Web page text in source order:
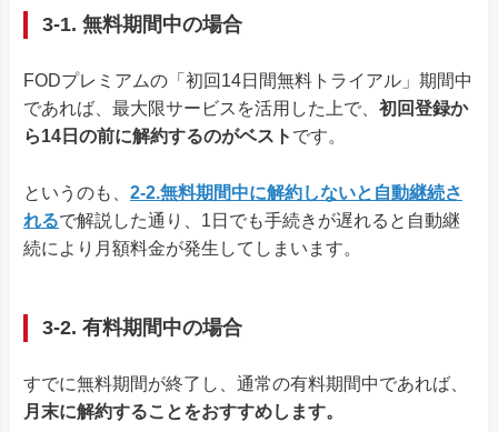
3-1. 無料期間中の場合
FODプレミアムの「初回14日間無料トライアル」期間中
であれば、最大限サービスを活用した上で、 初回登録か
ら14日の前に解約するのがベスト です。
というのも、 2-2.無料期間中に解約しないと自動継続さ
れるで解説した通り、1日でも手続きが遅れると自動継
続により月額料金が発生してしまいます。
3-2. 有料期間中の場合
すでに無料期間が終了し、通常の有料期間中であれば、
月末に解約することをおすすめします。